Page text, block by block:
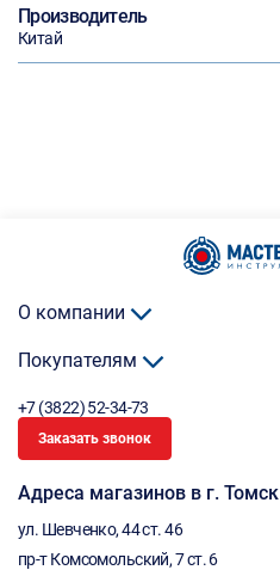
Производитель
Китай
О компании
Покупателям
+7 (3822) 52-34-73
Заказать звонок
Адреса магазинов в г. Томск
ул. Шевченко, 44 ст. 46
пр-т Комсомольский, 7 ст. 6